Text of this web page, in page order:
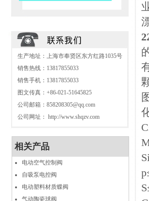
生产地址：上海市奉贤区东方红路1035号
销售热线：13817855033
销售手机：13817855033
图文传真：+86-021-51645825
公司邮箱： 858208305@qq.com
公司网址： http://www.shqzv.com
相关产品
电动空气控制阀
自吸泵电控阀
电动塑料材质蝶阀
气动陶瓷球阀